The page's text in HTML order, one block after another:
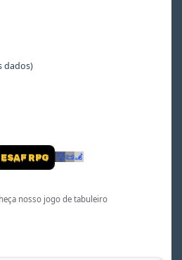
dados)
ESAF RPG 👹📜🦼
nosso jogo de tabuleiro